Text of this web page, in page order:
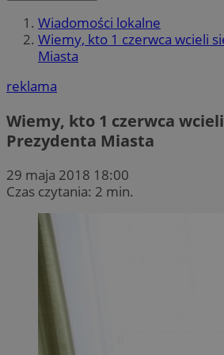
Wiadomości lokalne
Wiemy, kto 1 czerwca wcieli
Miasta
reklama
Wiemy, kto 1 czerwca
Prezydenta Miasta
29 maja 2018 18:00
Czas czytania: 2 min.